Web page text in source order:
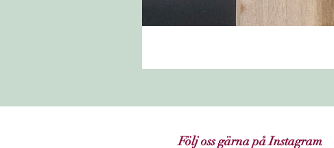
Följ oss gärna på Instagram